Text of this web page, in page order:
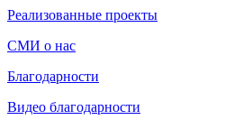
Реализованные проекты
СМИ о нас
Благодарности
Видео благодарности